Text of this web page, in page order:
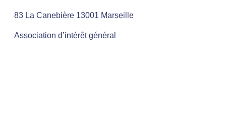
83 La Canebière 13001 Marseille
Association d’intérêt général